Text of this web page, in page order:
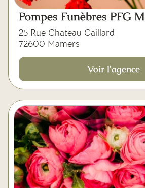
Pompes Funèbres PFG
25 Rue Chateau Gaillard
72600 Mamers
Voir l'agence